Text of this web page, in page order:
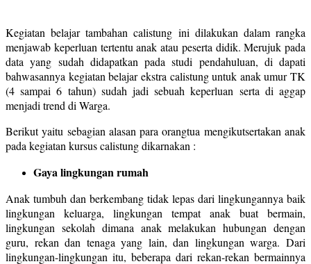
Kegiatan belajar tambahan calistung ini dilakukan dalam rangka
menjawab keperluan tertentu anak atau peserta didik. Merujuk pada
data yang sudah didapatkan pada studi pendahuluan, di dapati
bahwasannya kegiatan belajar ekstra calistung untuk anak umur TK
(4 sampai 6 tahun) sudah jadi sebuah keperluan serta di aggap
menjadi trend di Warga.
Berikut yaitu sebagian alasan para orangtua mengikutsertakan anak
pada kegiatan kursus calistung dikarnakan :
Gaya lingkungan rumah
Anak tumbuh dan berkembang tidak lepas dari lingkungannya baik
lingkungan keluarga, lingkungan tempat anak buat bermain,
lingkungan sekolah dimana anak melakukan hubungan dengan
guru, rekan dan tenaga yang lain, dan lingkungan warga. Dari
lingkungan-lingkungan itu, beberapa dari rekan-rekan bermainnya